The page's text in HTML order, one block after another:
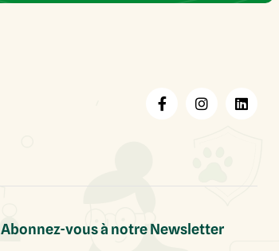
Abonnez-vous à notre Newsletter